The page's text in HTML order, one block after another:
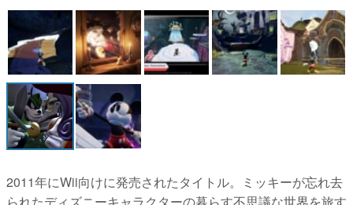
2011年にWii向けに発売されたタイトル。ミッキーが忘れ去